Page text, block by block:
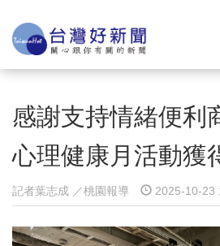
感謝支持情緒便
心理健康月活動獲
記者葉志成 ／桃園報導 2025-10-23